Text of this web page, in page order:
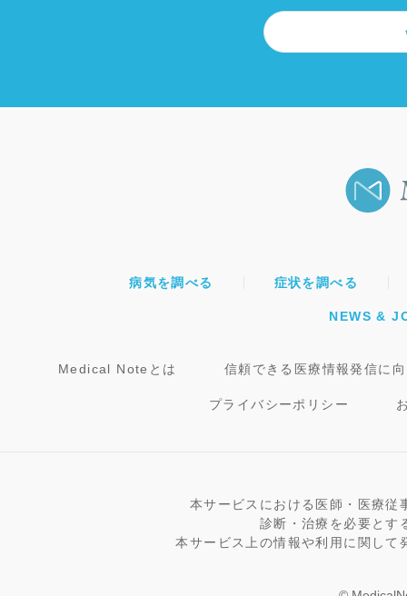
病気を調べる 症状を調べる
NEWS &
Medical Noteとは 信頼できる医療情報発信に
プライバシーポリシー
本サービスにおける医師・医療従
診断・治療を必要とす
本サービス上の情報や利用に関し